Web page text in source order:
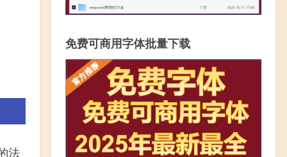
法
免费可商用字体批量下载